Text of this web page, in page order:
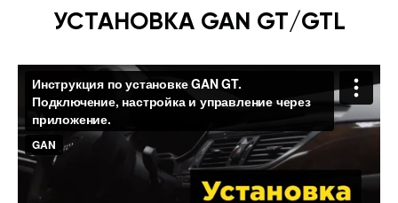
УСТАНОВКА GAN GT/GTL